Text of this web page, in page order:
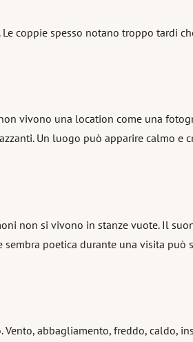
coppie spesso notano troppo tardi
vivono una location come una
Un luogo può apparire calmo e
non si vivono in stanze vuote. Il
poetica durante una visita può
abbagliamento, freddo, caldo,